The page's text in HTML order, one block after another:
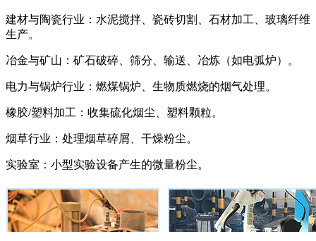
建材与陶瓷行业：水泥搅拌、瓷砖切割、石材加工、玻璃纤维
生产。
冶金与矿山：矿石破碎、筛分、输送、冶炼（如电弧炉）。
电力与锅炉行业：燃煤锅炉、生物质燃烧的烟气处理。
橡胶/塑料加工：收集硫化烟尘、塑料颗粒。
烟草行业：处理烟草碎屑、干燥粉尘。
实验室：小型实验设备产生的微量粉尘。